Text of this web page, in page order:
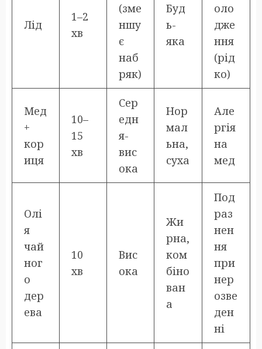
Лід
1–2
хв
(зме
ншу
є
наб
ряк)
Буд
ь-
яка
оло
дже
ння
(рід
ко)
Мед
+
кор
иця
10–
15
хв
Сер
едн
я-
вис
ока
Нор
мал
ьна,
суха
Але
ргія
на
мед
Олі
я
чай
ног
о
дер
ева
10
хв
Вис
ока
Жи
рна,
ком
біно
ван
а
Под
раз
нен
ня
при
нер
озве
ден
ні